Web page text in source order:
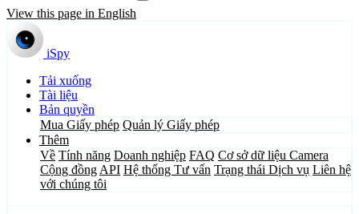
View this page in English
iSpy
Tải xuống
Tài liệu
Bản quyền
Mua Giấy phép Quản lý Giấy phép
Thêm
Về Tính năng Doanh nghiệp FAQ Cơ sở dữ liệu Camera
Cộng đồng API Hệ thống Tư vấn Trạng thái Dịch vụ Liên hệ
với chúng tôi